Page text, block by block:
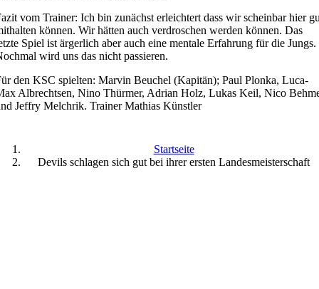
vom Trainer: Ich bin zunächst erleichtert dass wir scheinbar hier
können. Wir hätten auch verdroschen werden können. Das
Spiel ist ärgerlich aber auch eine mentale Erfahrung für die Jungs.
wird uns das nicht passieren.
den KSC spielten: Marvin Beuchel (Kapitän); Paul Plonka, Luca-
Albrechtsen, Nino Thürmer, Adrian Holz, Lukas Keil, Nico
Jeffry Melchrik. Trainer Mathias Künstler
Startseite
Devils schlagen sich gut bei ihrer ersten Landesmeisterschaft